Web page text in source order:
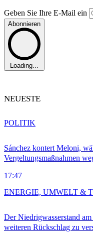
Geben Sie Ihre E-Mail ein
Abonnieren
Loading...
NEUESTE
Sánchez kontert Meloni,
Vergeltungsmaßnahmen
17:47
POLITIK
Der Niedrigwasserstand
weiteren Rückschlag zu
ENERGIE, UMWELT &